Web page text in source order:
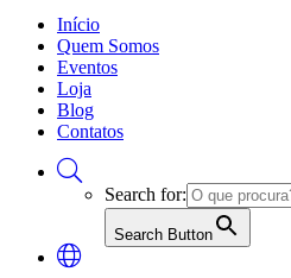
Início
Quem Somos
Eventos
Loja
Blog
Contatos
Search for:
Search Button